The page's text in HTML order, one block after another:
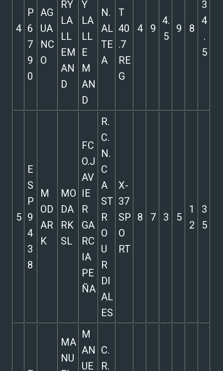
4
P
6
7
9
0
AG
UA
NC
O
RY
LA
LL
EM
AN
D
Y
LA
LL
E
M
AN
D
N.
AL
TE
A
T
40
.7
RE
G
4 9
4.
5
9 8
3
4
.
5
5
E
S
P
9
4
3
8
M
OD
AR
K
MO
DA
RK
SL
FC
O.J
AV
IE
R
GA
RC
IA
PE
ÑA
R.
C.
N.
C
A
ST
R
O
U
R
DI
AL
ES
X-
37
SP
O
RT
8 7 3 5
1
2
3
5
MA
NU
M
AN
UE
C.
R.